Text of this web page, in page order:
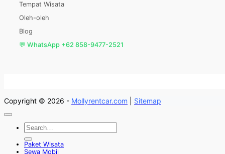
Tempat Wisata
Oleh-oleh
Blog
💬 WhatsApp +62 858-9477-2521
Copyright © 2026 - Mollyrentcar.com Sitemap
Paket Wisata
Sewa Mobil